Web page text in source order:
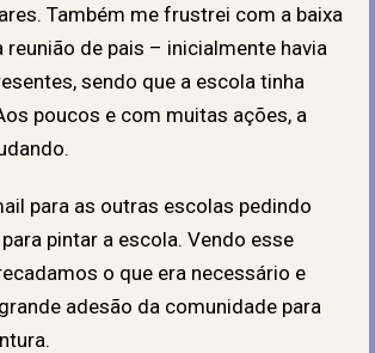
Também me frustrei com a baixa
reunião de pais – inicialmente havia
sendo que a escola tinha
poucos e com muitas ações, a
para as outras escolas pedindo
pintar a escola. Vendo esse
o que era necessário e
adesão da comunidade para